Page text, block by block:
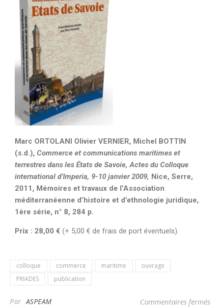
Marc ORTOLANI Olivier VERNIER, Michel BOTTIN
(s.d.), Commerce et communications maritimes et
terrestres dans les États de Savoie, Actes du Colloque
international d’Imperia, 9-10 janvier 2009, Nice, Serre,
2011, Mémoires et travaux de l’Association
méditerranéenne d’histoire et d’ethnologie juridique,
1ère série, n° 8, 284 p.
Prix : 28,00 € (+ 5,00 € de frais de port éventuels).
colloque commerce maritime
ouvrage
PRIADES
publication
ParASPEAM Commentaires fermés